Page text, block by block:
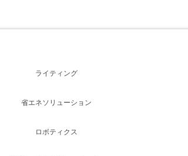
ライティング
省エネソリューション
ロボティクス